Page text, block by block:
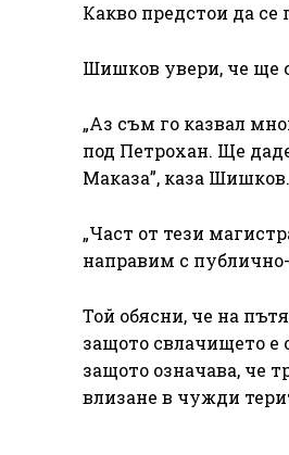
Какво предстои да се
Шишков увери, че ще
„Аз съм го казвал
под Петрохан. Ще
Маказа”, каза Шишков.
„Част от тези
направим с
Той обясни, че на
защото свлачището е
защото означава, че
влизане в чужди